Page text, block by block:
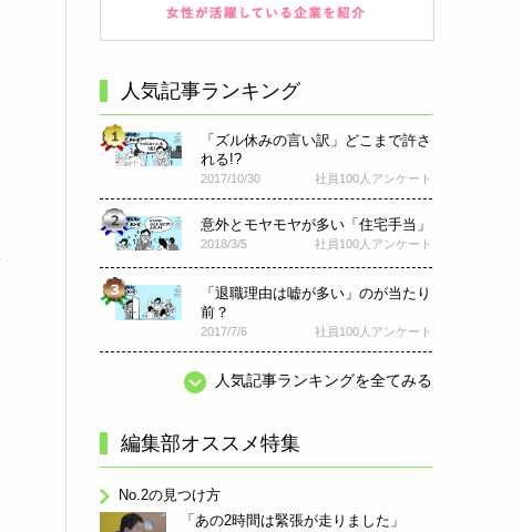
人気記事ランキング
「ズル休みの言い訳」どこまで許さ
れる!?
2017/10/30 社員100人アンケート
意外とモヤモヤが多い「住宅手当」
2018/3/5 社員100人アンケート
「退職理由は嘘が多い」のが当たり
前？
2017/7/6 社員100人アンケート
人気記事ランキングを全てみる
編集部オススメ特集
No.2の見つけ方
「あの2時間は緊張が走りました」